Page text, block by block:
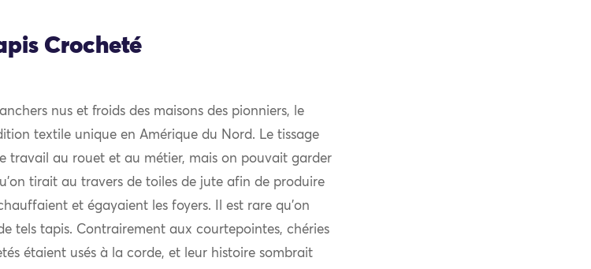
Crocheté
nus et froids des maisons des pionniers, le
textile unique en Amérique du Nord. Le tissage
travail au rouet et au métier, mais on pouvait garder
tirait au travers de toiles de jute afin de produire
et égayaient les foyers. Il est rare qu’on
tels tapis. Contrairement aux courtepointes, chéries
étaient usés à la corde, et leur histoire sombrait